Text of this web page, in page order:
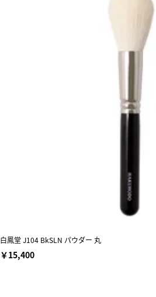
白鳳堂 J104 BkSLN パウダー 丸
￥15,400